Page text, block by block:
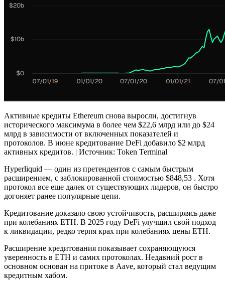
Активные кредиты Ethereum снова выросли, достигнув
исторического максимума в более чем $22,6 млрд или до $24
млрд в зависимости от включенных показателей и
протоколов. В июне кредитование DeFi добавило $2 млрд
активных кредитов. | Источник: Token Terminal
Hyperliquid — один из претендентов с самым быстрым
расширением, с заблокированной стоимостью $848,53 . Хотя
протокол все еще далек от существующих лидеров, он быстро
догоняет ранее популярные цепи.
Кредитование доказало свою устойчивость, расширяясь даже
при колебаниях ETH. В 2025 году DeFi улучшил свой подход
к ликвидации, редко терпя крах при колебаниях цены ETH.
Расширение кредитования показывает сохраняющуюся
уверенность в ETH и самих протоколах. Недавний рост в
основном основан на притоке в Aave, который стал ведущим
кредитным хабом.